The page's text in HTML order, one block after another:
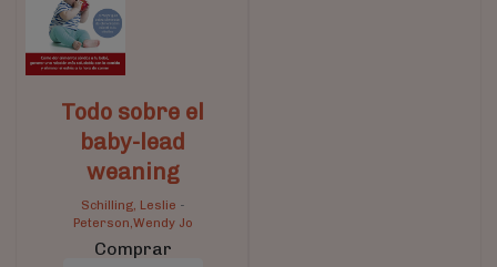
Todo sobre el
baby-lead
weaning
Schilling, Leslie -
Peterson,Wendy Jo
Comprar